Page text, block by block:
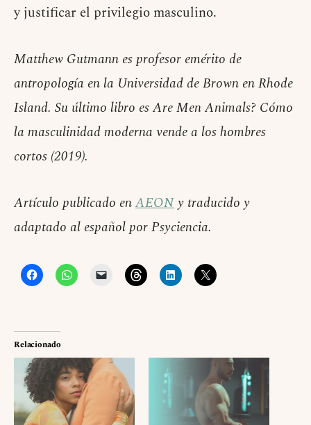
y justificar el privilegio masculino.
Matthew Gutmann es profesor emérito de
antropología en la Universidad de Brown en Rhode
Island. Su último libro es Are Men Animals? Cómo
la masculinidad moderna vende a los hombres
cortos (2019).
Artículo publicado enAEONy traducido y
adaptado al español por Psyciencia.
Relacionado